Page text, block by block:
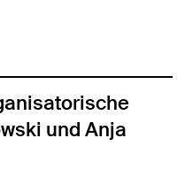
und Anja